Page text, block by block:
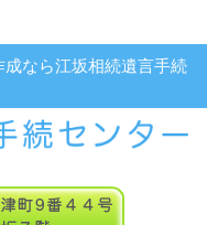
なら江坂相続遺言手続